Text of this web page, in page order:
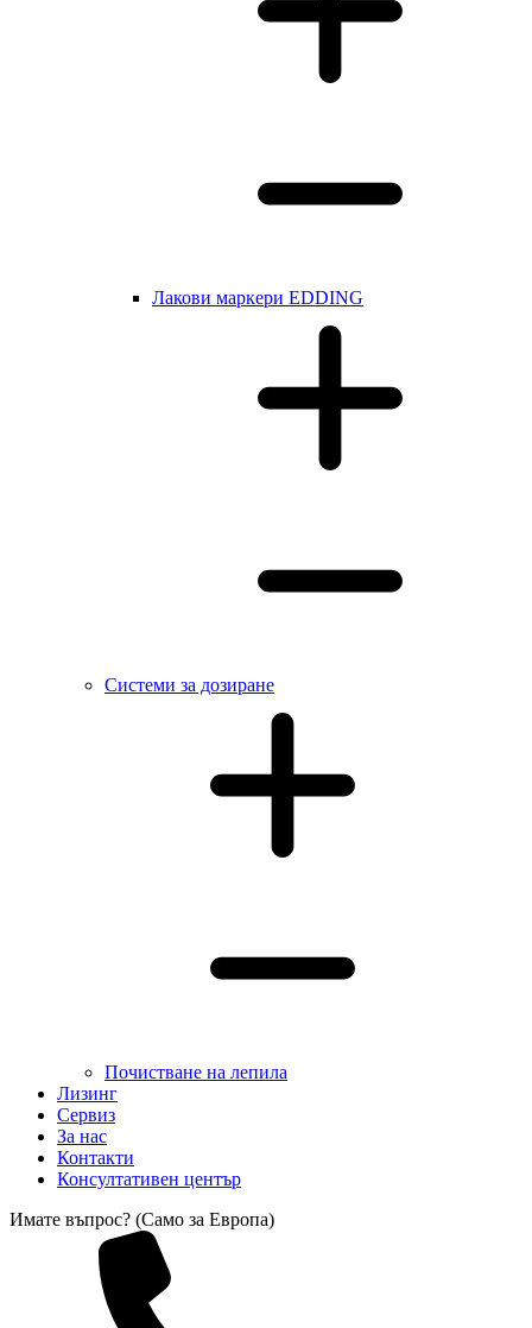
Лакови маркери EDDING
Системи за дозиране
Почистване на лепила
Лизинг
Сервиз
За нас
Контакти
Консултативен център
Имате въпрос? (Само за Европа)